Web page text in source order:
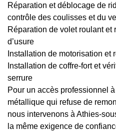
Réparation et déblocage de
contrôle des coulisses et du
Réparation de volet roulant et
d’usure
Installation de motorisation et
Installation de coffre-fort et
serrure
Pour un accès professionnel
métallique qui refuse de
nous intervenons à Athies-
la même exigence de